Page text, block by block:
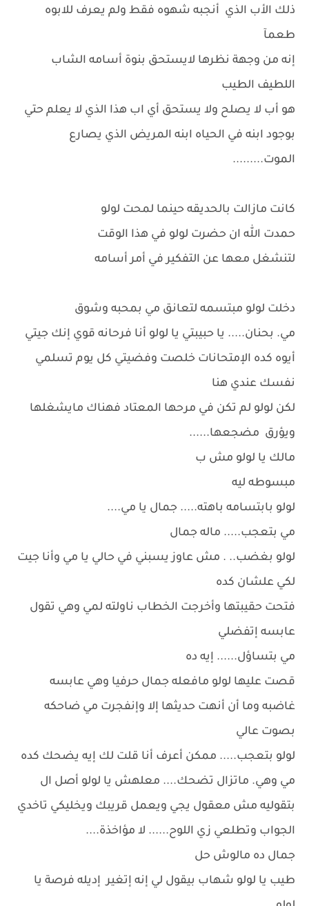
ذلك الأب الذي أنجبه شهوه فقط ولم يعرف للابوه
طعمآ
إنه من وجهة نظرها لايستحق بنوة أسامه الشاب
اللطيف الطيب
هو أب لا يصلح ولا يستحق أي اب هذا الذي لا يعلم حتي
بوجود ابنه في الحياه ابنه المريض الذي يصارع
الموت.........
كانت مازالت بالحديقه حينما لمحت لولو
حمدت الله ان حضرت لولو في هذا الوقت
لتنشغل معها عن التفكير في أمر أسامه
دخلت لولو مبتسمه لتعانق مي بمحبه وشوق
مي. بحنان..... يا حبيبتي يا لولو أنا فرحانه قوي إنك جيتي
أيوه كده الإمتحانات خلصت وفضيتي كل يوم تسلمي
نفسك عندي هنا
لكن لولو لم تكن في مرحها المعتاد فهناك مايشغلها
ويؤرق مضجعها......
مالك يا لولو مش ب
مبسوطه ليه
لولو بابتسامه باهته..... جمال يا مي....
مي بتعجب..... ماله جمال
لولو بغضب.. . مش عاوز يسبني في حالي يا مي وأنا جيت
لكي علشان كده
فتحت حقيبتها وأخرجت الخطاب ناولته لمي وهي تقول
عابسه إتفضلي
مي بتساؤل...... إيه ده
قصت عليها لولو مافعله جمال حرفيا وهي عابسه
غاضبه وما أن أنهت حديثها إلا وإنفجرت مي ضاحكه
بصوت عالي
لولو بتعجب..... ممكن أعرف أنا قلت لك إيه يضحك كده
مي وهي. ماتزال تضحك.... معلهش يا لولو أصل ال
بتقوليه مش معقول يجي ويعمل قريبك ويخليكي تاخدي
الجواب وتطلعي زي اللوح...... لا مؤاخذة....
جمال ده مالوش حل
طيب يا لولو شهاب بيقول لي إنه إتغير إديله فرصة يا